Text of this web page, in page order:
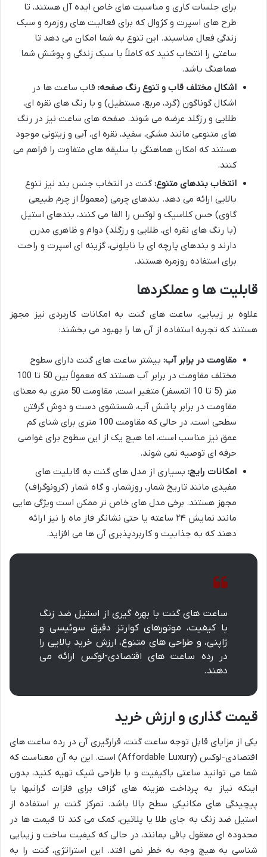
برای جلسات کاری و مناسبت های خاص ایده آل هستند، تا
طرح های اسپرت و کژوال که برای فعالیت های روزمره و سبک
زندگی فعال مناسبند. این تنوع به شما امکان می دهد تا
ساعتی را انتخاب کنید که کاملاً با سبک زندگی و پوشش شما
هماهنگ باشد.
اشکال مختلف قاب و تنوع رنگ صفحه: قاب ساعت ها در
اشکال گوناگون (گرد، مربع، مستطیل) و با رنگ های نقره ای،
طلایی و رزگلد عرضه می شوند. صفحه های ساعت نیز در رنگ
های متنوعی مانند مشکی، سفید، نقره ای، آبی و زیتونی موجود
هستند که امکان هماهنگی با سلیقه های متفاوت را فراهم می
کنند.
انتخاب بندهای متنوع: گنت در انتخاب جنس بند نیز تنوع
بالایی ارائه می دهد. بندهای چرمی (معمولاً از چرم طبیعی
گاوی) حس کلاسیک و لوکس را القا می کنند، بندهای استیل
(با رنگ های نقره ای، طلایی و رزگلد) دوام و ظاهری مدرن
دارند و بندهای پارچه ای یا نایلونی، گزینه ای اسپرت و راحت
برای استفاده روزمره هستند.
قابلیت ها و عملکردها
علاوه بر زیبایی، ساعت های گنت به امکانات کاربردی نیز مجهز
هستند که تجربه استفاده از آن ها را بهبود می بخشند:
مقاومت در برابر آب: بیشتر ساعت های گنت دارای سطوح
مختلف مقاومت در برابر آب هستند که معمولاً بین 50 تا 100
متر (5 تا 10 اتمسفر) متغیر است. مقاومت 50 متری به معنای
مقاومت در برابر پاشش آب، شستشوی دست و دوش گرفتن
سطحی است، در حالی که مقاومت 100 متری برای شنای کم
عمق نیز مناسب است، اما هیچ یک از این سطوح برای غواصی
حرفه ای توصیه نمی شوند.
امکانات رایج: بسیاری از مدل های گنت به قابلیت های
مفیدی مانند تاریخ شمار، روزشمار، و گاه شمار (کرونوگراف)
مجهز هستند. برخی مدل های خاص تر ممکن است ویژگی هایی
مانند نمایش ۲۴ ساعته یا حتی نشانگر فاز ماه را نیز ارائه
دهند که به جذابیت و کاربردپذیری آن ها می افزاید.
ساعت های گنت با بهره گیری از استیل ضد زنگ
با کیفیت، موتورهای کوارتز دقیق سوئیسی و
ژاپنی، و طراحی های متنوع، ارزش خرید بالایی را
در رده ساعت های اقتصادی-لوکس ارائه می
دهند.
قیمت گذاری و ارزش خرید
یکی از مزایای قابل توجه ساعت گنت، قرارگیری آن در رده ساعت های
اقتصادی-لوکس (Affordable Luxury) است. این به آن معناست که
شما می توانید ساعتی باکیفیت و با طراحی شیک تهیه کنید، بدون
اینکه نیاز به پرداخت هزینه های گزاف برای فلزات گرانبها یا
پیچیدگی های مکانیکی سطح بالا باشد. تمرکز گنت بر استفاده از
استیل ضد زنگ به جای طلا یا پلاتین، کمک می کند تا قیمت ها در
محدوده ای معقول باقی بمانند، در حالی که کیفیت ساخت و زیبایی
شناسی به هیچ وجه به خطر نمی افتد. این استراتژی، گنت را به